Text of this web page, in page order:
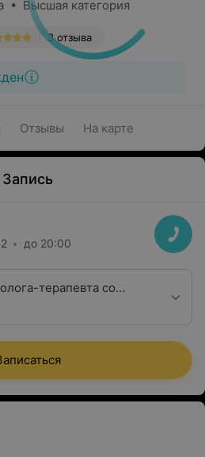
• Высшая категория
3 отзыва
Отзывы На карте
Запись
до 20:00
терапевта со